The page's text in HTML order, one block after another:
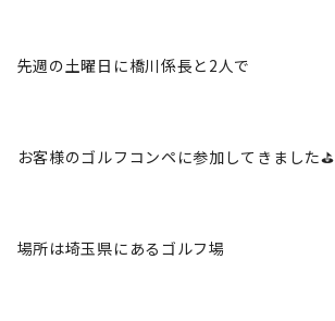
先週の土曜日に橋川係長と2人で
お客様のゴルフコンペに参加してきました⛳️
場所は埼玉県にあるゴルフ場